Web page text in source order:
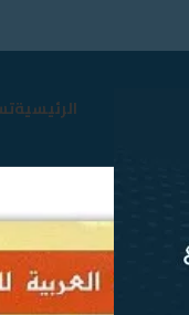
الرئيسية